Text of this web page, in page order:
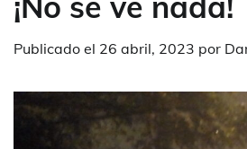
Publicado el 26 abril, 2023 por